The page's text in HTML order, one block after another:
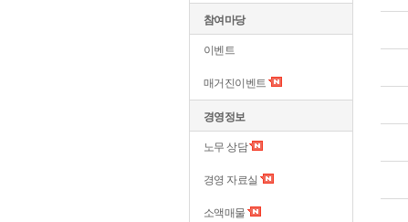
참여마당
이벤트
매거진이벤트
경영정보
노무 상담
경영 자료실
소액매물